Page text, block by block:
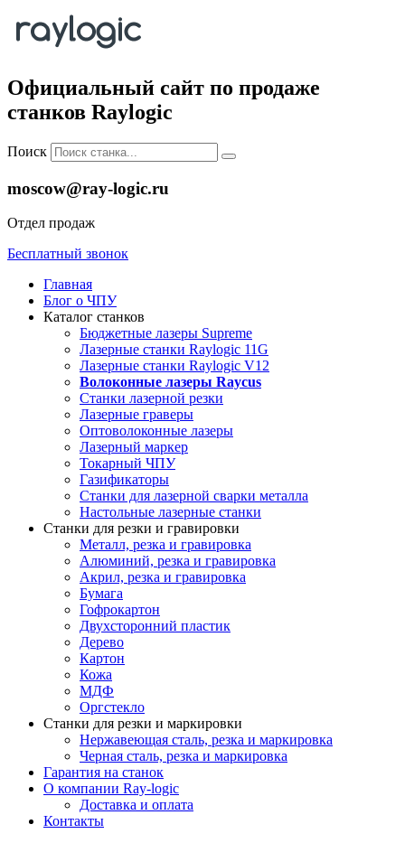
Официальный сайт по продаже
станков Raylogic
Поиск
moscow@ray-logic.ru
Отдел продаж
Бесплатный звонок
Главная
Блог о ЧПУ
Каталог станков
Бюджетные лазеры Supreme
Лазерные станки Raylogic 11G
Лазерные станки Raylogic V12
Волоконные лазеры Raycus
Станки лазерной резки
Лазерные граверы
Оптоволоконные лазеры
Лазерный маркер
Токарный ЧПУ
Газификаторы
Cтанки для лазерной сварки металла
Настольные лазерные станки
Станки для резки и гравировки
Металл, резка и гравировка
Алюминий, резка и гравировка
Акрил, резка и гравировка
Бумага
Гофрокартон
Двухсторонний пластик
Дерево
Картон
Кожа
МДФ
Оргстекло
Станки для резки и маркировки
Нержавеющая сталь, резка и маркировка
Черная сталь, резка и маркировка
Гарантия на станок
О компании Ray-logic
Доставка и оплата
Контакты